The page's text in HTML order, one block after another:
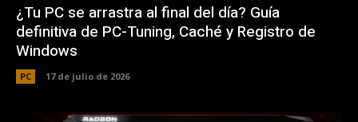
¿Tu PC se arrastra al final del día? Guía
definitiva de PC-Tuning, Caché y Registro de
Windows
PC 17 de julio de 2026